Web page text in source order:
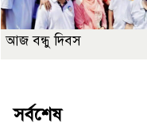
আজ বন্ধু দিবস
সর্বশেষ